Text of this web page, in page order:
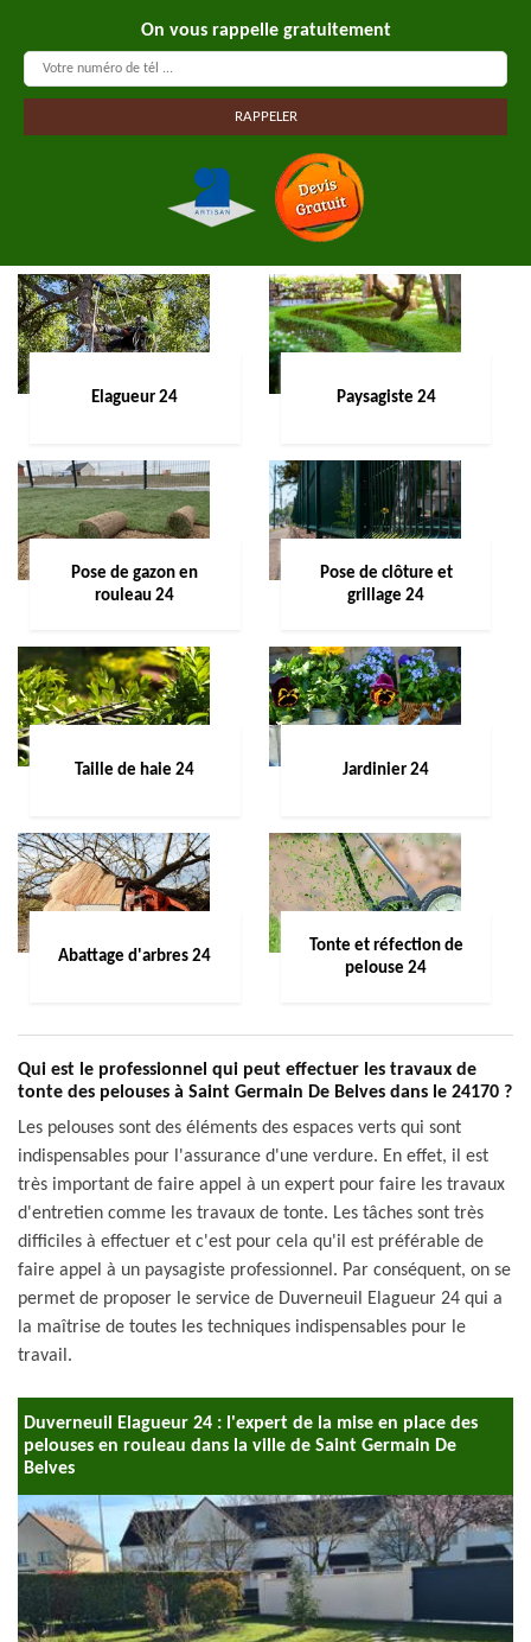
On vous rappelle gratuitement
Elagueur 24 Paysagiste 24
Pose de gazon en
rouleau 24
Pose de clôture et
grillage 24
Taille de haie 24 Jardinier 24
Abattage d'arbres 24
Tonte et réfection de
pelouse 24
Qui est le professionnel qui peut effectuer les travaux de
tonte des pelouses à Saint Germain De Belves dans le 24170 ?
Les pelouses sont des éléments des espaces verts qui sont
indispensables pour l'assurance d'une verdure. En effet, il est
très important de faire appel à un expert pour faire les travaux
d'entretien comme les travaux de tonte. Les tâches sont très
difficiles à effectuer et c'est pour cela qu'il est préférable de
faire appel à un paysagiste professionnel. Par conséquent, on se
permet de proposer le service de Duverneuil Elagueur 24 qui a
la maîtrise de toutes les techniques indispensables pour le
travail.
Duverneuil Elagueur 24 : l'expert de la mise en place des
pelouses en rouleau dans la ville de Saint Germain De
Belves